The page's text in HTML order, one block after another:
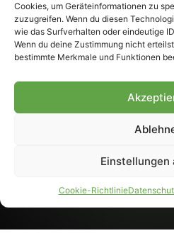
Cookies, um Geräteinformationen zu
zuzugreifen. Wenn du diesen
wie das Surfverhalten oder eindeutige
Wenn du deine Zustimmung nicht
bestimmte Merkmale und Funktionen
Einstellungen
Cookie-Richtlinie
Fohlen-Hautnah.de ist ein
offiziell eingetragenes Magazin
bei der Deutschen
Nationalbibliothek (ISSN 1868-
Weiterverarbeitung, auch
Genehmigung.
PARTNER WERDEN
AGB